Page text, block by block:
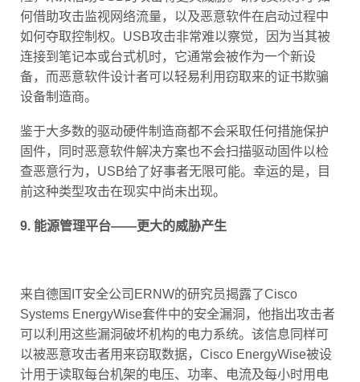
何借助攻击监视网络流量，以及恶意软件在启动过程中
如何夺取控制权。USB攻击非常难以察觉，因为当其被
连接到笔记本或台式机时，它通常会被作为一个新设
备，而恶意软件设计者可以轻易利用窃取来的证书欺骗
设备制造商。
鉴于大多数的驱动硬件制造商都不会采取任何措施保护
固件，同时恶意软件解决方案也不会扫描驱动固件以检
查恶意行为，USB给了好事者无限可能。幸运的是，目
前这种类型攻击在现实中尚未出现。
9. 能源管理平台——更大的威胁产生
来自德国IT安全公司ERNW的研究员揭露了Cisco
Systems EnergyWise套件中的安全漏洞，他指出攻击者
可以利用这些漏洞破坏机构的电力系统。该信息同样可
以被恶意攻击者用来窃取数据，Cisco EnergyWise被设
计用于读取每台机架的电压、功率、电流及每小时用电